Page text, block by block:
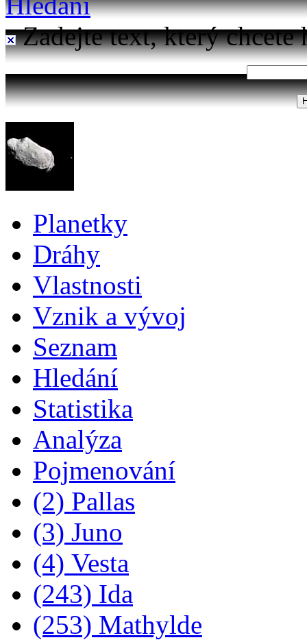
Zadejte text, který chcete
Planetky
Dráhy
Vlastnosti
Vznik a vývoj
Seznam
Hledání
Statistika
Analýza
Pojmenování
(2) Pallas
(3) Juno
(4) Vesta
(243) Ida
(253) Mathylde